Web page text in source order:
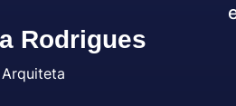
Rodrigues
Arquiteta